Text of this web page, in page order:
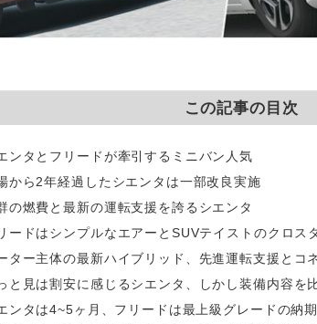
この記事の目次
ンタとフリードが牽引するミニバン人気
から2年経過したシエンタは一部改良実施
の燃費と最新の運転支援を誇るシエンタ
ードはシンプルなエアーとSUVテイストのクロス
ター主体の最新ハイブリッド、先進運転支援とコ
と見は割安に感じるシエンタ、しかし装備内容を
ンタは4~5ヶ月、フリードは最上級グレードの納